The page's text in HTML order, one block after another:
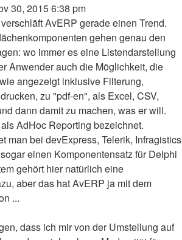
30, 2015 6:38 pm
AvERP gerade einen Trend.
gehen genau den
wo immer es eine Listendarstellung
Anwender auch die Möglichkeit, die
angezeigt inklusive Filterung,
zu "pdf-en", als Excel, CSV,
dann damit zu machen, was er will.
AdHoc Reporting bezeichnet.
man bei devExpress, Telerik, Infragistics
einen Komponentensatz für Delphi
gehört hier natürlich eine
aber das hat AvERP ja mit dem
...
dass ich mir von der Umstellung auf